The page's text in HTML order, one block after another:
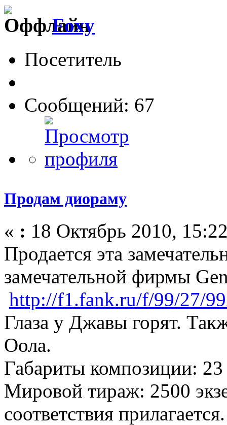
Foxy
Посетитель
Сообщений: 67
Продам диораму
« : 18 Октябрь 2010,
Продается эта
замечательной фирмы
http://f1.fank.ru/f/99/27/
Глаза у Джавы горят.
Оола.
Габариты композиции:
Мировой тираж: 2500
соответствия